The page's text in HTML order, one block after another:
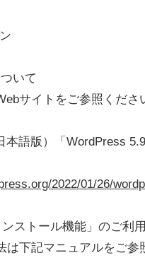
いて
サイトをご参照くださ
語版）「WordPress
2022/01/26/
ストール機能」のご利
下記マニュアルをご参